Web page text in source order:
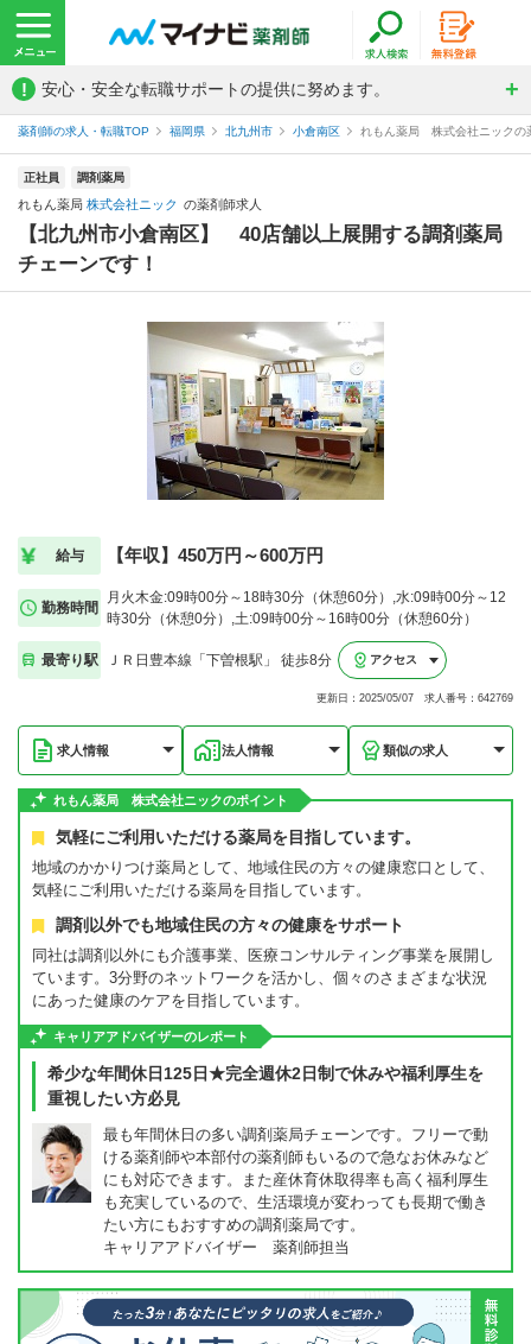
! 安心・安全な転職サポートの提供に努めます。
薬剤師の求人・転職TOP 福岡県 北九州市 小倉南区 れもん薬局 株式会社ニックの
正社員 調剤薬局
れもん薬局 株式会社ニック の薬剤師求人
【北九州市小倉南区】 40店舗以上展開する調剤薬局
チェーンです！
給与 【年収】450万円～600万円
勤務時間
月火木金:09時00分～18時30分（休憩60分）,水:09時00分～12
時30分（休憩0分）,土:09時00分～16時00分（休憩60分）
最寄り駅 ＪＲ日豊本線「下曽根駅」 徒歩8分 アクセス
更新日：2025/05/07 求人番号：642769
求人情報 法人情報 類似の求人
れもん薬局 株式会社ニックのポイント
気軽にご利用いただける薬局を目指しています。
地域のかかりつけ薬局として、地域住民の方々の健康窓口として、
気軽にご利用いただける薬局を目指しています。
調剤以外でも地域住民の方々の健康をサポート
同社は調剤以外にも介護事業、医療コンサルティング事業を展開し
ています。3分野のネットワークを活かし、個々のさまざまな状況
にあった健康のケアを目指しています。
キャリアアドバイザーのレポート
希少な年間休日125日★完全週休2日制で休みや福利厚生を
重視したい方必見
最も年間休日の多い調剤薬局チェーンです。フリーで動
ける薬剤師や本部付の薬剤師もいるので急なお休みなど
にも対応できます。また産休育休取得率も高く福利厚生
も充実しているので、生活環境が変わっても長期で働き
たい方にもおすすめの調剤薬局です。
キャリアアドバイザー 薬剤師担当